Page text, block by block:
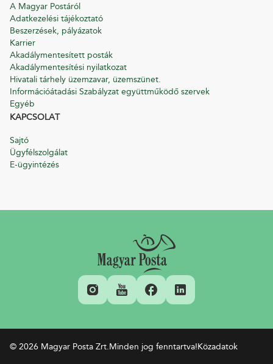
A Magyar Postáról
Adatkezelési tájékoztató
Beszerzések, pályázatok
Karrier
Akadálymentesített posták
Akadálymentesítési nyilatkozat
Hivatali tárhely üzemzavar, üzemszünet.
Információátadási Szabályzat együttműködő szervek
Egyéb
KAPCSOLAT
Sajtó
Ügyfélszolgálat
E-ügyintézés
© 2026 Magyar Posta Zrt.Minden jog fenntartva!Közadatok